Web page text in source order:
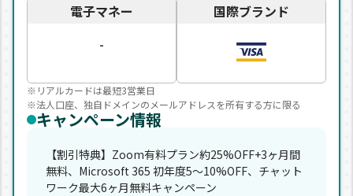
電子マネー
-
国際ブランド
※リアルカードは最短3営業日
※法人口座、独自ドメインのメールアドレスを所有する方に限る
キャンペーン情報
【割引特典】Zoom有料プラン約25%OFF+3ヶ月間
無料、Microsoft 365 初年度5〜10%OFF、チャット
ワーク最大6ヶ月無料キャンペーン